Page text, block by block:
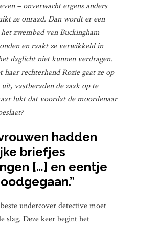
– onverwacht ergens anders
ze onraad. Dan wordt er een
zwembad van Buckingham
en raakt ze verwikkeld in
daglicht niet kunnen verdragen.
haar rechterhand Rozie gaat ze op
vastberaden de zaak op te
lukt dat voordat de moordenaar
hadden
briefjes
[…] en eentje
undercover detective moet
slag. Deze keer begint het